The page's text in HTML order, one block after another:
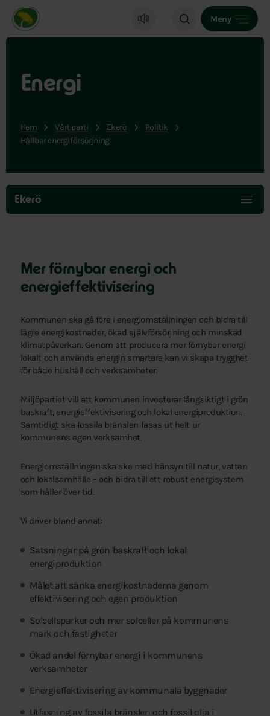
Miljöpartiet de gröna, startsida
Meny
Energi
Hem Vårt parti Ekerö
Politik
Hållbar energiförsörjning
Hoppa
över
menyn
Ekerö
Mer förnybar energi och
energieffektivisering
Kommunen ska gå före i energiomställningen och bidra till
lägre energikostnader, ökad självförsörjning och minskad
klimatpåverkan. Genom att producera mer förnybar energi
lokalt och använda energin smartare kan vi skapa trygghet
för både hushåll och verksamheter.
Miljöpartiet vill att kommunen investerar långsiktigt i grön
baskraft, energieffektivisering och lokal energiproduktion.
Samtidigt ska fossila bränslen fasas ut helt ur
kommunens egen verksamhet.
Energiomställningen ska ske med hänsyn till natur, vatten
och lokalsamhälle – och bidra till ett robust energisystem
som håller över tid.
Vi driver bland annat:
Satsningar på grön baskraft och lokal
energiproduktion
Målet att sänka energikostnaderna genom
effektivisering och egen produktion
Solcellsparker och mer solceller på kommunens
mark och fastigheter
Ökad andel förnybar energi i kommunens
verksamheter
Energieffektivisering av kommunala byggnader
Utfasning av fossila bränslen och fossil olja i